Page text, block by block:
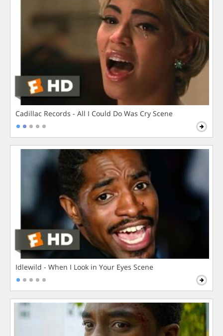
Cadillac Records - All I Could Do Was Cry Scene
Idlewild - When I Look in Your Eyes Scene